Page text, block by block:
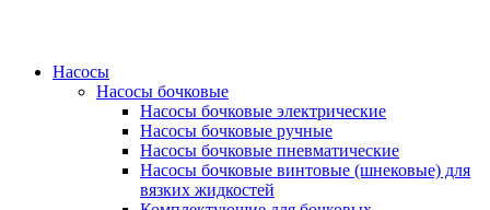
Насосы
Насосы бочковые
Насосы бочковые электрические
Насосы бочковые ручные
Насосы бочковые пневматические
Насосы бочковые винтовые (шнековые) для
вязких жидкостей